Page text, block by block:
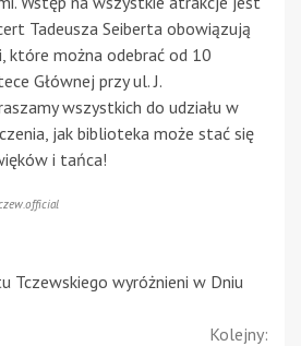
Tadeusza Seiberta obowiązują
które można odebrać od 10
Głównej przy ul. J.
wszystkich do udziału w
jak biblioteka może stać się
i tańca!
Tczewskiego wyróżnieni w Dniu
Kolejny: